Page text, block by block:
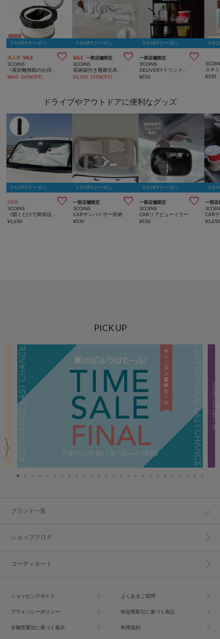
5％OFFクーポン
再入荷 SALE 
3COINS
¥880 (60%OFF)
5％OFFクーポン
SALE 一部店舗限定 
3COINS
¥1,100 (33%OFF)
5％OFFクーポン
一部店舗限定 
3COINS
¥550
5％
¥330
ドライブやアウトドアに便利なグッズ
5％OFFクーポン
NEW 
3COINS
¥1,650
5％OFFクーポン
一部店舗限定 
3COINS
CARサンバイザー収納
¥330
5％OFFクーポン
一部店舗限定 
3COINS
CARリアビューミラー
¥550
5％
一部店
¥
PICK UP
ブランド一覧
ショップブログ
コーディネート
ショッピングガイド よくあるご質問
プライバシーポリシー 特定商取引に基づく表記
古物営業法に基づく表示 利用規約